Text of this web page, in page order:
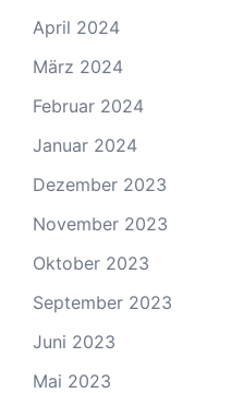
April 2024
März 2024
Februar 2024
Januar 2024
Dezember 2023
November 2023
Oktober 2023
September 2023
Juni 2023
Mai 2023